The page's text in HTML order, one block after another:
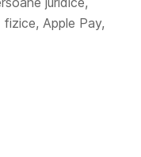
Apple Pay,